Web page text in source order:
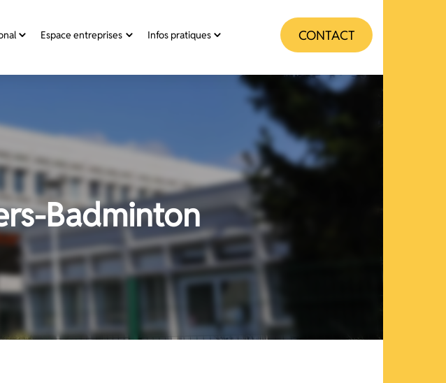
Espace entreprises Infos pratiques CONTACT
Badminton